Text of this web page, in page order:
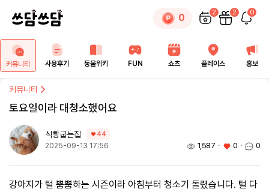
0 2 2 0
커뮤니티 사용후기 동물위키 FUN 쇼츠 플레이스 홍보
커뮤니티
토요일이라 대청소했어요
식빵굽는집 44
2025-09-13 17:56 1,587 ㆍ 0 ㆍ 0
강아지가 털 뿜뿜하는 시즌이라 아침부터 청소기 돌렸습니다. 털 다